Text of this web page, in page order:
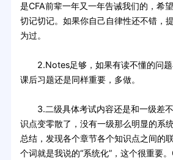
是CFA前辈一年又一年告诫我们的，希
切记切记。如果你自己自律性还不错，
为过。
2.Notes足够，如果有读不懂的问题
课后习题还是同样重要，多做。
3.二级具体考试内容还是和一级差不
识点变零散了，没有一级那么明显的系
总结，发现各个章节各个知识点之间的
个词就是我说的“系统化”，这个很重要